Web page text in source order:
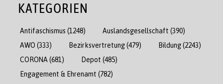
KATEGORIEN
Antifaschismus (1248) Auslandsgesellschaft (390)
AWO (333) Bezirksvertretung(479) Bildung(2243)
CORONA (681) Depot (485)
Engagement & Ehrenamt (782)